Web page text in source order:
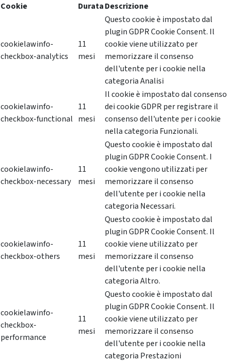
Cookie
DurataDescrizione
cookielawinfo-
checkbox-analytics
11
mesi
Questo cookie è impostato dal
plugin GDPR Cookie Consent. Il
cookie viene utilizzato per
memorizzare il consenso
dell'utente per i cookie nella
categoria Analisi
cookielawinfo-
checkbox-functional
11
mesi
Il cookie è impostato dal consenso
dei cookie GDPR per registrare il
consenso dell'utente per i cookie
nella categoria Funzionali.
cookielawinfo-
checkbox-necessary
11
mesi
Questo cookie è impostato dal
plugin GDPR Cookie Consent. I
cookie vengono utilizzati per
memorizzare il consenso
dell'utente per i cookie nella
categoria Necessari.
cookielawinfo-
checkbox-others
11
mesi
Questo cookie è impostato dal
plugin GDPR Cookie Consent. Il
cookie viene utilizzato per
memorizzare il consenso
dell'utente per i cookie nella
categoria Altro.
cookielawinfo-
checkbox-
performance
11
mesi
Questo cookie è impostato dal
plugin GDPR Cookie Consent. Il
cookie viene utilizzato per
memorizzare il consenso
dell'utente per i cookie nella
categoria Prestazioni